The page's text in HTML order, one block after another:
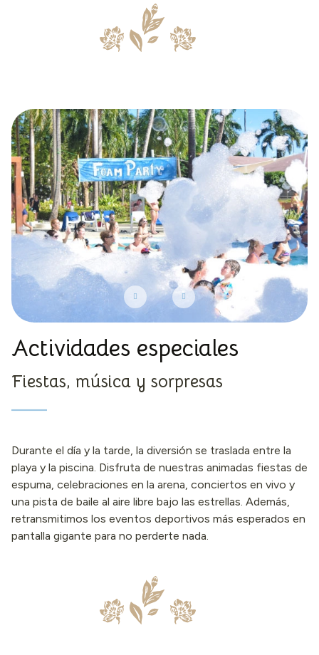
Actividades especiales
Fiestas, música y sorpresas
Durante el día y la tarde, la diversión se traslada entre la
playa y la piscina. Disfruta de nuestras animadas fiestas de
espuma, celebraciones en la arena, conciertos en vivo y
una pista de baile al aire libre bajo las estrellas. Además,
retransmitimos los eventos deportivos más esperados en
pantalla gigante para no perderte nada.